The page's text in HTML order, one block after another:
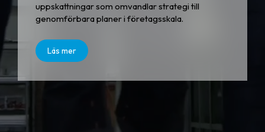
uppskattningar som omvandlar strategi till
genomförbara planer i företagsskala.
Läs mer